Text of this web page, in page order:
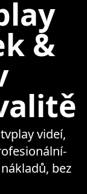
&
videí,
bez